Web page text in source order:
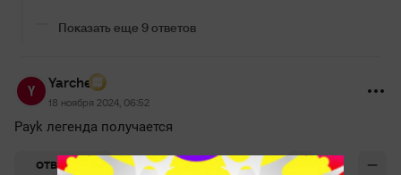
Показать еще 9 ответов
Yarche
18 ноября 2024, 06:52
Payk легенда получается
ОТВЕТИТЬ 0